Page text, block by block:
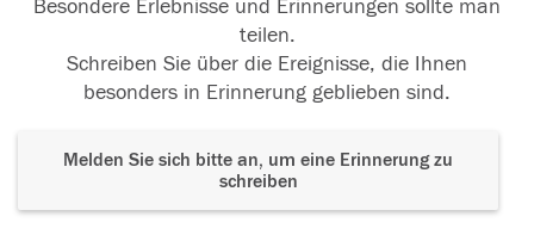
Besondere Erlebnisse und Erinnerungen sollte man
teilen.
Schreiben Sie über die Ereignisse, die Ihnen
besonders in Erinnerung geblieben sind.
Melden Sie sich bitte an, um eine Erinnerung zu
schreiben